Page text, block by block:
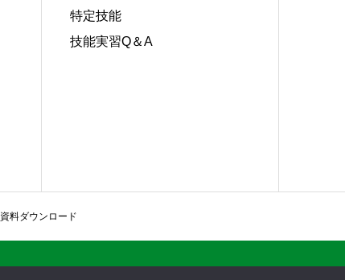
特定技能
技能実習Q＆A
資料ダウンロード